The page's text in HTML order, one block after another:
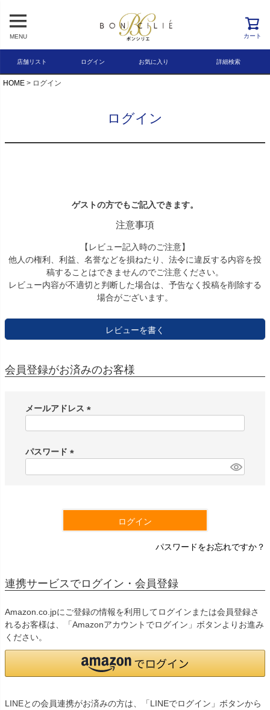
MENU カート
店舗リスト ログイン お気に入り 詳細検索
検索
HOME ログイン
ログイン
ゲストの方でもご記入できます。
注意事項
【レビュー記入時のご注意】
他人の権利、利益、名誉などを損ねたり、法令に違反する内容を投
稿することはできませんのでご注意ください。
レビュー内容が不適切と判断した場合は、予告なく投稿を削除する
場合がございます。
レビューを書く
会員登録がお済みのお客様
メールアドレス
)
パスワード
ログイン
パスワードをお忘れですか？
連携サービスでログイン・会員登録
Amazon.co.jpにご登録の情報を利用してログインまたは会員登録さ
れるお客様は、「Amazonアカウントでログイン」ボタンよりお進み
ください。
LINEとの会員連携がお済みの方は、「LINEでログイン」ボタンから